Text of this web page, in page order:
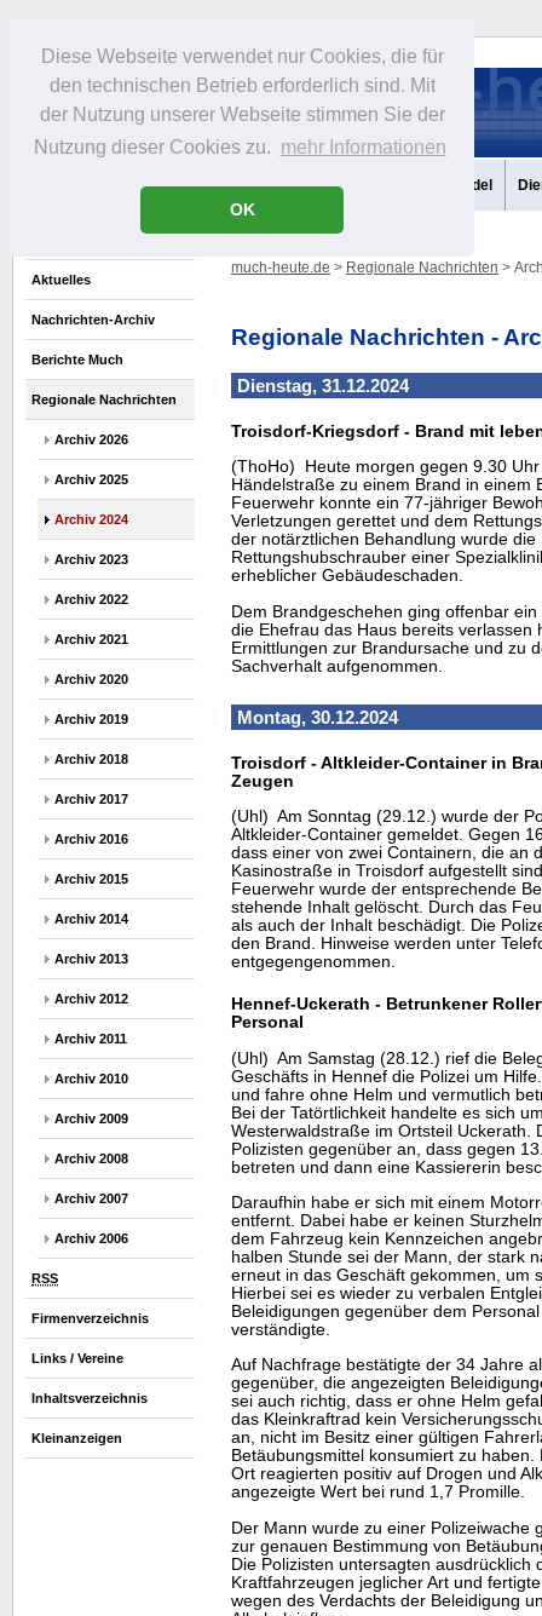
Diese Webseite verwendet nur Cookies, die für
den technischen Betrieb erforderlich sind. Mit
der Nutzung unserer Webseite stimmen Sie der
Nutzung dieser Cookies zu. mehr Informationen
OK
Portrait Infos Freizeit Gastronomie Handel
Aktuelles
Nachrichten-Archiv
Berichte Much
Regionale Nachrichten
Archiv 2026
Archiv 2025
Archiv 2024
Archiv 2023
Archiv 2022
Archiv 2021
Archiv 2020
Archiv 2019
Archiv 2018
Archiv 2017
Archiv 2016
Archiv 2015
Archiv 2014
Archiv 2013
Archiv 2012
Archiv 2011
Archiv 2010
Archiv 2009
Archiv 2008
Archiv 2007
Archiv 2006
RSS
Firmenverzeichnis
Links / Vereine
Inhaltsverzeichnis
Kleinanzeigen
much-heute.de > Regionale Nachrichten >
Regionale Nachrichten -
Dienstag, 31.12.2024
Troisdorf-Kriegsdorf - Brand mit
(ThoHo) Heute morgen gegen 9.30
Händelstraße zu einem Brand in einem
Feuerwehr konnte ein 77-jähriger
Verletzungen gerettet und dem
der notärztlichen Behandlung wurde die
Rettungshubschrauber einer
erheblicher Gebäudeschaden.
Dem Brandgeschehen ging offenbar
die Ehefrau das Haus bereits verlassen
Ermittlungen zur Brandursache und zu
Sachverhalt aufgenommen.
Montag, 30.12.2024
Troisdorf - Altkleider-Container in
Zeugen
(Uhl) Am Sonntag (29.12.) wurde der
Altkleider-Container gemeldet. Gegen
dass einer von zwei Containern, die an
Kasinostraße in Troisdorf aufgestellt
Feuerwehr wurde der entsprechende
stehende Inhalt gelöscht. Durch das
als auch der Inhalt beschädigt. Die
den Brand. Hinweise werden unter
entgegengenommen.
Hennef-Uckerath - Betrunkener
Personal
(Uhl) Am Samstag (28.12.) rief die
Geschäfts in Hennef die Polizei um
und fahre ohne Helm und vermutlich
Bei der Tatörtlichkeit handelte es sich
Westerwaldstraße im Ortsteil Uckerath.
Polizisten gegenüber an, dass gegen
betreten und dann eine Kassiererin
Daraufhin habe er sich mit einem
entfernt. Dabei habe er keinen
dem Fahrzeug kein Kennzeichen
halben Stunde sei der Mann, der stark
erneut in das Geschäft gekommen, um
Hierbei sei es wieder zu verbalen
Beleidigungen gegenüber dem
verständigte.
Auf Nachfrage bestätigte der 34 Jahre
gegenüber, die angezeigten
sei auch richtig, dass er ohne Helm
das Kleinkraftrad kein
an, nicht im Besitz einer gültigen
Betäubungsmittel konsumiert zu
Ort reagierten positiv auf Drogen und
angezeigte Wert bei rund 1,7 Promille.
Der Mann wurde zu einer Polizeiwache
zur genauen Bestimmung von
Die Polizisten untersagten ausdrücklich
Kraftfahrzeugen jeglicher Art und
wegen des Verdachts der Beleidigung